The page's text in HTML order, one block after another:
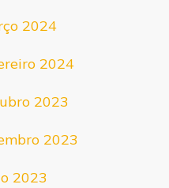
2024
2024
2023
2023
2023